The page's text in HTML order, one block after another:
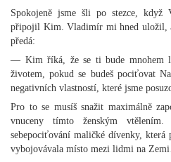
Spokojeně jsme šli po stezce,
připojil Kim. Vladimír mi hned uložil,
předá:
— Kim říká, že se ti bude mnohem
životem, pokud se budeš pociťovat
negativních vlastností, které jsme
Pro to se musíš snažit maximálně
vnuceny tímto ženským
sebepociťování maličké dívenky,
vybojovávala místo mezi lidmi na